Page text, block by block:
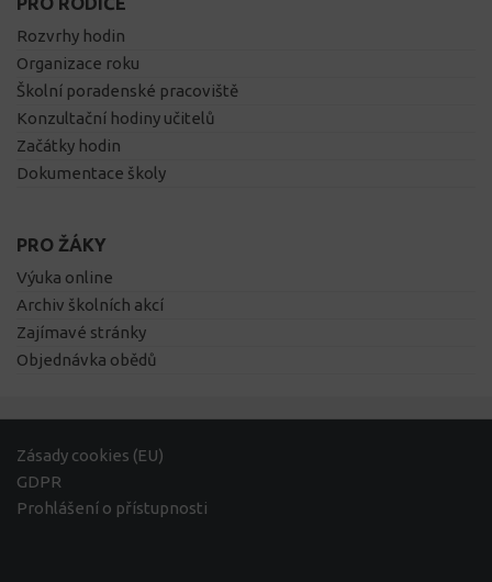
Rozvrhy hodin
Organizace roku
Školní poradenské pracoviště
Konzultační hodiny učitelů
Začátky hodin
Dokumentace školy
PRO ŽÁKY
Výuka online
Archiv školních akcí
Zajímavé stránky
Objednávka obědů
Zásady cookies (EU)
GDPR
Prohlášení o přístupnosti